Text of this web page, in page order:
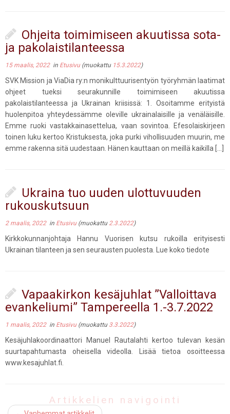
Ohjeita toimimiseen akuutissa sota-
ja pakolaistilanteessa
15 maalis, 2022in Etusivu (muokattu 15.3.2022)
SVK Mission ja ViaDia ry:n monikulttuurisentyön työryhmän laatimat
ohjeet tueksi seurakunnille toimimiseen akuutissa
pakolaistilanteessa ja Ukrainan kriisissä: 1. Osoitamme erityistä
huolenpitoa yhteydessämme oleville ukrainalaisille ja venäläisille.
Emme ruoki vastakkainasettelua, vaan sovintoa. Efesolaiskirjeen
toinen luku kertoo Kristuksesta, joka purki vihollisuuden muurin, me
emme rakenna sitä uudestaan. Hänen kauttaan on meillä kaikilla […]
Ukraina tuo uuden ulottuvuuden
rukouskutsuun
2 maalis, 2022in Etusivu (muokattu 2.3.2022)
Kirkkokunnanjohtaja Hannu Vuorisen kutsu rukoilla erityisesti
Ukrainan tilanteen ja sen seurausten puolesta. Lue koko tiedote
Vapaakirkon kesäjuhlat ”Valloittava
evankeliumi” Tampereella 1.-3.7.2022
1 maalis, 2022in Etusivu (muokattu 3.3.2022)
Kesäjuhlakoordinaattori Manuel Rautalahti kertoo tulevan kesän
suurtapahtumasta oheisella videolla. Lisää tietoa osoitteessa
www.kesajuhlat.fi.
Artikkelien navigointi